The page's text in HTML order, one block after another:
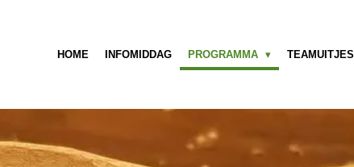
HOME INFOMIDDAG PROGRAMMA TEAMUITJES